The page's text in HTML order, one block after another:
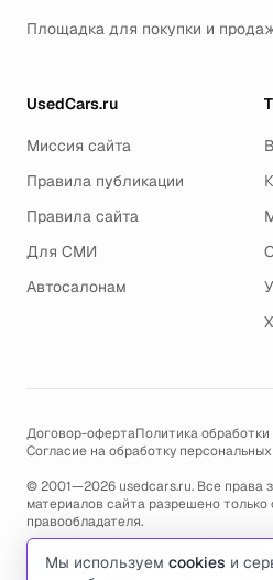
Площадка для покупки и
UsedCars.ru
Миссия сайта
Правила публикации
Правила сайта
Для СМИ
Автосалонам
Договор-офертаПолитика
Согласие на обработку
© 2001—2026 usedcars.ru. Все права
материалов сайта разрешено только
правообладателя.
Пользуясь сайтом, вы соглашаетесь
политикой обработки персональных
Мы используем cookies и